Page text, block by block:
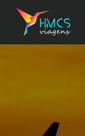
content